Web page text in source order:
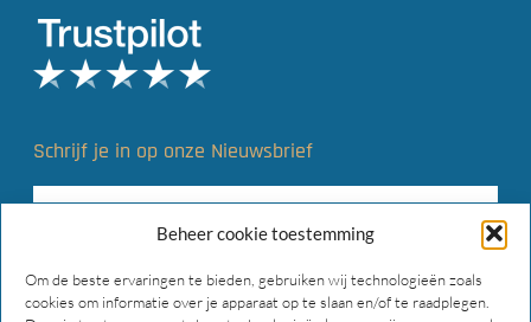
Beheer cookie toestemming
Om de beste ervaringen te bieden, gebruiken wij technologieën zoals
cookies om informatie over je apparaat op te slaan en/of te raadplegen.
Schrijf je in op onze Nieuwsbrief